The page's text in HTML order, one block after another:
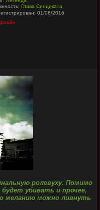
Глава Синдиката
01/06/2016
ролевуху. Помимо
убивать и прочее,
желанию можно ливнуть